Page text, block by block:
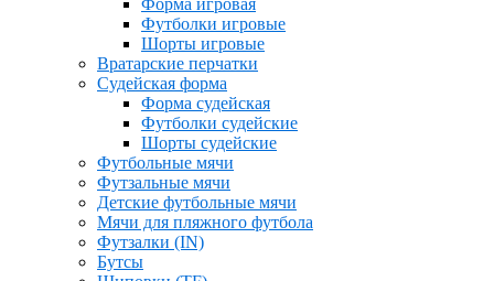
Футболки игровые
Шорты игровые
Вратарские перчатки
Судейская форма
Форма судейская
Футболки судейские
Шорты судейские
Футбольные мячи
Футзальные мячи
Детские футбольные мячи
Мячи для пляжного футбола
Футзалки (IN)
Бутсы